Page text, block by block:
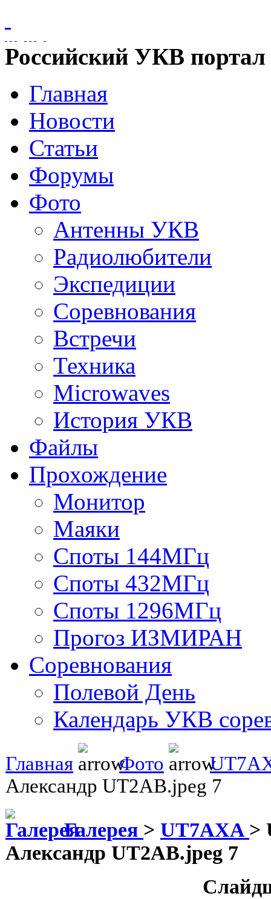
Российский УКВ портал
Главная
Новости
Статьи
Форумы
Фото
Антенны УКВ
Радиолюбители
Экспедиции
Соревнования
Встречи
Техника
Microwaves
История УКВ
Файлы
Прохождение
Монитор
Маяки
Споты 144МГц
Споты 432МГц
Споты 1296МГц
Прогоз ИЗМИРАН
Соревнования
Полевой День
Календарь УКВ
Главная Фото
Александр UT2AB.jpeg 7
Галерея > UT7AXA >
Александр UT2AB.jpeg 7